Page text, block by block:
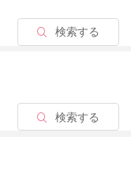
検索する
検索する